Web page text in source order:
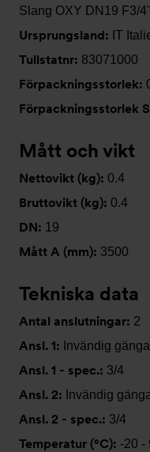
Slang OXY DN19 F3/
Ursprungsland: IT
Tullstatnr: 83071000
Förpackningsstorlek:
Förpackningsstorlek
Mått och vikt
Nettovikt (kg): 0.4
Bruttovikt (kg): 0.4
DN: 19
Mått A (mm): 3500
Tekniska data
Antal anslutningar: 2
Ansl. 1: Invändig
Ansl. 1 - spec.: 3/4
Ansl. 2: Invändig
Ansl. 2 - spec.: 3/4
Temperatur (°C): -20 -